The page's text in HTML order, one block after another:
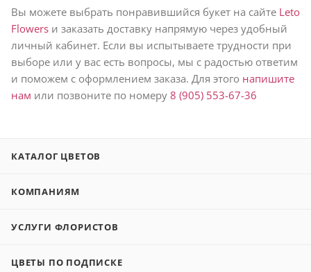
Вы можете выбрать понравившийся букет на сайте Leto
Flowers и заказать доставку напрямую через удобный
личный кабинет. Если вы испытываете трудности при
выборе или у вас есть вопросы, мы с радостью ответим
и поможем с оформлением заказа. Для этого напишите
нам или позвоните по номеру 8 (905) 553-67-36
КАТАЛОГ ЦВЕТОВ
КОМПАНИЯМ
УСЛУГИ ФЛОРИСТОВ
ЦВЕТЫ ПО ПОДПИСКЕ